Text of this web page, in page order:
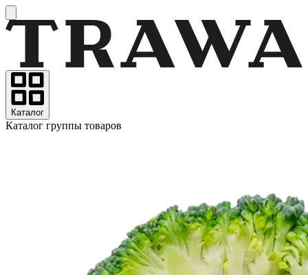
Каталог
Каталог группы товаров